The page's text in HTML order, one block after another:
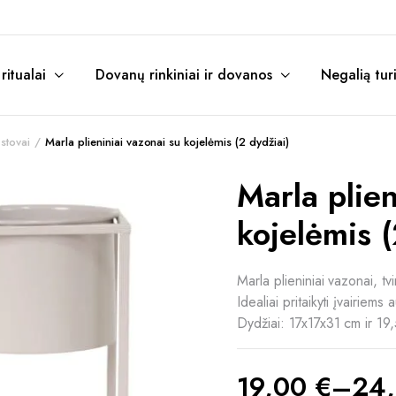
Dovanų rinkiniai ir dovanos Negalią
Marla plieniniai vazonai su kojelėmis (2 dydžiai)
Marla
kojelėmis
Marla plieniniai vazonai,
Idealiai pritaikyti įvairiems
Dydžiai: 17x17x31 cm ir
19,00 €–